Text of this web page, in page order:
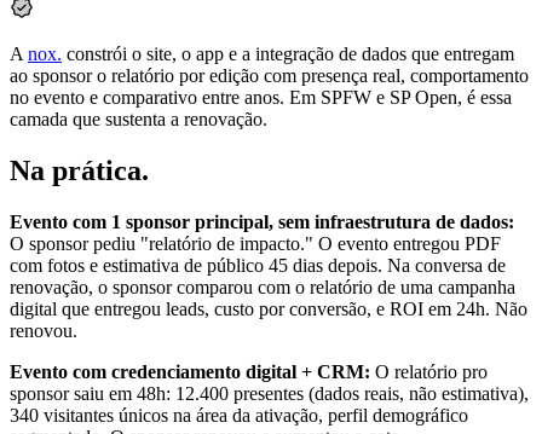
A nox. constrói o site, o app e a integração de dados que entregam
ao sponsor o relatório por edição com presença real, comportamento
no evento e comparativo entre anos. Em SPFW e SP Open, é essa
camada que sustenta a renovação.
Na prática.
Evento com 1 sponsor principal, sem infraestrutura de dados:
O sponsor pediu "relatório de impacto." O evento entregou PDF
com fotos e estimativa de público 45 dias depois. Na conversa de
renovação, o sponsor comparou com o relatório de uma campanha
digital que entregou leads, custo por conversão, e ROI em 24h. Não
renovou.
Evento com credenciamento digital + CRM: O relatório pro
sponsor saiu em 48h: 12.400 presentes (dados reais, não estimativa),
340 visitantes únicos na área da ativação, perfil demográfico